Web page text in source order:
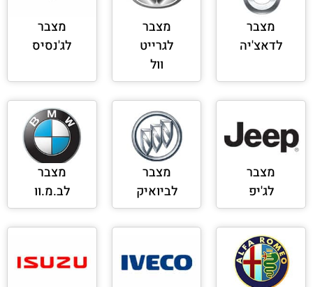
מצבר
לדאצ'יה
מצבר
לגרייט
וול
מצבר
לג'נסיס
מצבר
לג'יפ
מצבר
לביואיק
מצבר
לב.מ.וו